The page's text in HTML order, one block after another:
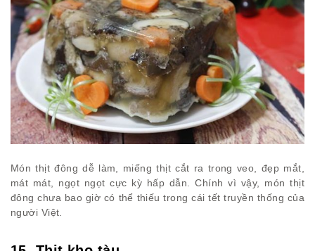
Món thịt đông dễ làm, miếng thịt cắt ra trong veo, đẹp mắt,
mát mát, ngọt ngọt cực kỳ hấp dẫn. Chính vì vậy, món thịt
đông chưa bao giờ có thể thiếu trong cái tết truyền thống của
người Việt.